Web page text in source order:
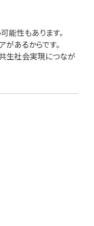
能性もあります。
あるからです。
共生社会実現につなが